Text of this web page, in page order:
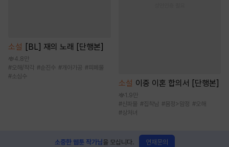
소설 [BL] 재의 노래 [단행본]
4.8만
#오해/착각 #순진수 # 개아가공 #피폐물
#소심수
소설 이중 이혼 합의서 [단행본]
1.9만
#신파물 #집착남 #몸정>맘정 #오해
#상처녀
소중한 웹툰 작가님을 모십니다. 연재문의